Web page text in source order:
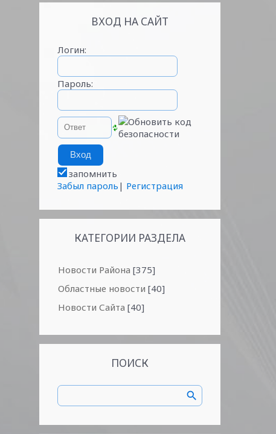
ВХОД НА САЙТ
Логин:
Пароль:
запомнить
Забыл пароль | Регистрация
КАТЕГОРИИ РАЗДЕЛА
Новости Района [375]
Областные новости [40]
Новости Сайта [40]
ПОИСК